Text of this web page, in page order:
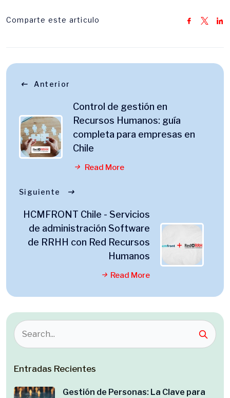
Comparte este articulo
Anterior
Control de gestión en
Recursos Humanos: guía
completa para empresas en
Chile
Read More
Siguiente
HCMFRONT Chile - Servicios
de administración Software
de RRHH con Red Recursos
Humanos
Read More
Entradas Recientes
Gestión de Personas: La Clave para